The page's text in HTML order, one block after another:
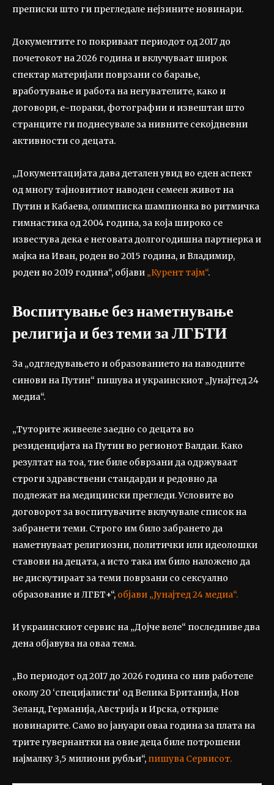
преписки што ги прегледале нејзините новинари.
Документите го покриваат периодот од 2017 до
почетокот на 2026 година и вклучуваат широк
спектар материјали поврзани со барање,
вработување и работа на негувателите, како и
договори, е-пораки, фотографии и извештаи што
странците ги поднесувале за нивните секојдневни
активности со децата.
„Документацијата дава детален увид во еден аспект
од многу тајновитиот наводен семеен живот на
Путин и Кабаева, олимписка шампионка во ритмичка
гимнастика од 2004 година, за која широко се
известува дека е неговата долгогодишна партнерка и
мајка на Иван, роден во 2015 година, и Владимир,
роден во 2019 година“, објави „Курент тајм“.
Воспитување без наметнување
религија и без теми за ЛГБТИ
За „одгледувањето и образованието на наводните
синови на Путин“ пишува и украинскиот „Јунајтед 24
медиа“.
„Туторите живееле заедно со децата во
резиденцијата на Путин во регионот Валдаи. Како
резултат на тоа, тие биле обврзани да одржуваат
строги здравствени стандарди и редовно да
подлежат на медицински прегледи. Условите во
договорот за воспитувачите вклучувале список на
забранети теми. Строго им било забрането да
наметнуваат религиозни, политички или идеолошки
ставови на децата, а исто така им било наложено да
не дискутираат за теми поврзани со сексуално
образование и ЛГБТ+“, објави „Јунајтед 24 медиа“.
И украинскиот сервис на „Дојче веле“ последниве два
дена објавува на оваа тема.
„Во периодот од 2017 до 2026 година со нив работеле
околу 20 ‘специјалисти’ од Велика Британија, Нов
Зеланд, Германија, Австрија и Ирска, откриле
новинарите. Само во јануари оваа година за плата на
трите гувернантки на овие деца биле потрошени
најмалку 3,5 милиони рубљи“, пишува Сервисот.